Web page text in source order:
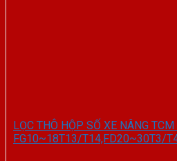
LỌC THÔ HỘP SỐ XE NÂNG
FG10~18T13/T14,FD20~30T3/